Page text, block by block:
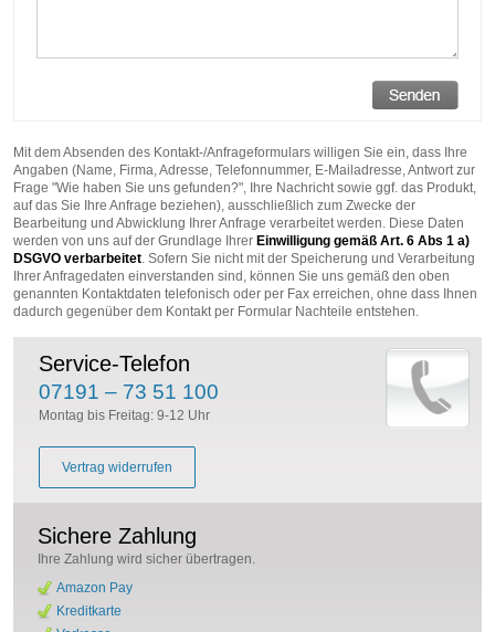
Mit dem Absenden des Kontakt-/Anfrageformulars willigen Sie ein, dass Ihre
Angaben (Name, Firma, Adresse, Telefonnummer, E-Mailadresse, Antwort zur
Frage "Wie haben Sie uns gefunden?", Ihre Nachricht sowie ggf. das Produkt,
auf das Sie Ihre Anfrage beziehen), ausschließlich zum Zwecke der
Bearbeitung und Abwicklung Ihrer Anfrage verarbeitet werden. Diese Daten
werden von uns auf der Grundlage Ihrer Einwilligung gemäß Art. 6 Abs 1 a)
DSGVO verbarbeitet. Sofern Sie nicht mit der Speicherung und Verarbeitung
Ihrer Anfragedaten einverstanden sind, können Sie uns gemäß den oben
genannten Kontaktdaten telefonisch oder per Fax erreichen, ohne dass Ihnen
dadurch gegenüber dem Kontakt per Formular Nachteile entstehen.
Service-Telefon
07191 – 73 51 100
Montag bis Freitag: 9-12 Uhr
Vertrag widerrufen
Sichere Zahlung
Ihre Zahlung wird sicher übertragen.
Amazon Pay
Kreditkarte